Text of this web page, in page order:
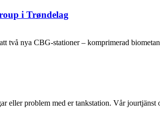
i Trøndelag
två nya CBG‑stationer – komprimerad
problem med er tankstation. Vår